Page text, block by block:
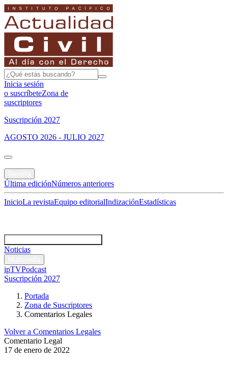
Inicia sesión
o suscríbeteZona de
suscriptores
Suscripción 2027
AGOSTO 2026 - JULIO 2027
Última ediciónNúmeros anteriores
InicioLa revistaEquipo editorialIndizaciónEstadísticas
Noticias
ipTVPodcast
Suscripción 2027
Portada
Zona de Suscriptores
Comentarios Legales
Volver a Comentarios Legales
Comentario Legal
17 de enero de 2022